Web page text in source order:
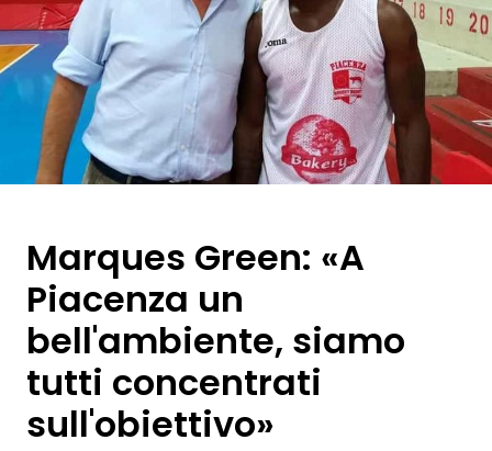
Marques Green: «A
Piacenza un
bell'ambiente, siamo
tutti concentrati
sull'obiettivo»